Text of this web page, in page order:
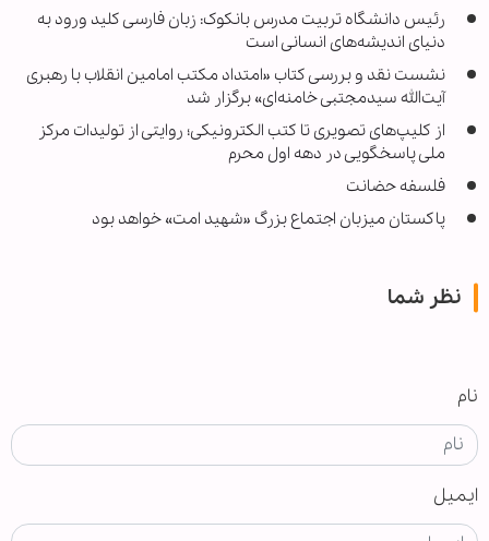
رئیس دانشگاه تربیت مدرس بانکوک: زبان فارسی کلید ورود به
دنیای اندیشه‌های انسانی است
نشست نقد و بررسی کتاب «امتداد مکتب امامین انقلاب با رهبری
آیت‌الله سیدمجتبی خامنه‌ای» برگزار شد
از کلیپ‌های تصویری تا کتب الکترونیکی؛ روایتی از تولیدات مرکز
ملی پاسخگویی در دهه اول محرم
فلسفه حضانت
پاکستان میزبان اجتماع بزرگ «شهید امت» خواهد بود
نظر شما
نام
ایمیل